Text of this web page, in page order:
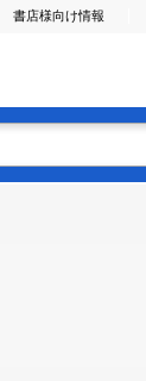
書店様向け情報